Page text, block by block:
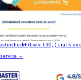
(t.w.v. €30,-) gratis
→